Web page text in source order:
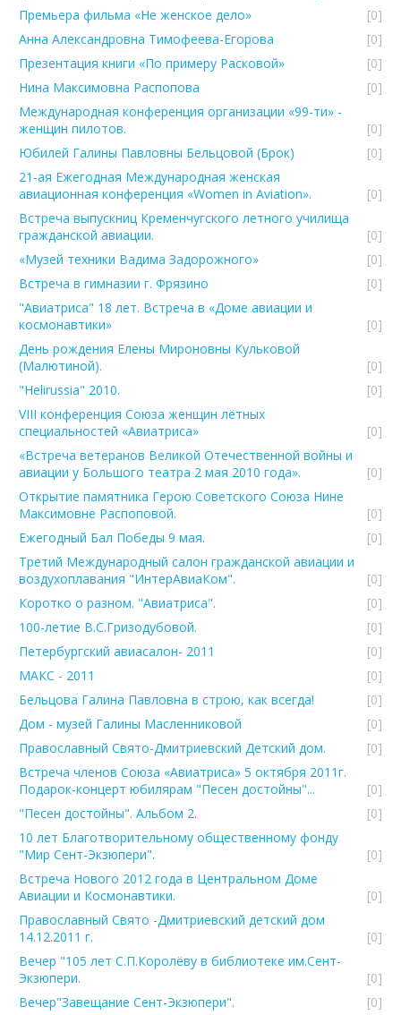
Премьера фильма «Не женское дело»
[0]
Анна Александровна Тимофеева-Егорова
[0]
Презентация книги «По примеру Расковой»
[0]
Нина Максимовна Распопова
[0]
Международная конференция организации «99-ти» -
женщин пилотов.
[0]
Юбилей Галины Павловны Бельцовой (Брок)
[0]
21-ая Ежегодная Международная женская
авиационная конференция «Women in Aviation».
[0]
Встреча выпускниц Кременчугского летного училища
гражданской авиации.
[0]
«Музей техники Вадима Задорожного»
[0]
Встреча в гимназии г. Фрязино
[0]
"Авиатриса" 18 лет. Встреча в «Доме авиации и
космонавтики»
[0]
День рождения Елены Мироновны Кульковой
(Малютиной).
[0]
"Helirussia" 2010.
[0]
VIII конференция Союза женщин лётных
специальностей «Авиатриса»
[0]
«Встреча ветеранов Великой Отечественной войны и
авиации у Большого театра 2 мая 2010 года».
[0]
Открытие памятника Герою Советского Союза Нине
Максимовне Распоповой.
[0]
Ежегодный Бал Победы 9 мая.
[0]
Третий Международный салон гражданской авиации и
воздухоплавания "ИнтерАвиаКом".
[0]
Коротко о разном. "Авиатриса".
[0]
100-летие В.С.Гризодубовой.
[0]
Петербургский авиасалон- 2011
[0]
МАКС - 2011
[0]
Бельцова Галина Павловна в строю, как всегда!
[0]
Дом - музей Галины Масленниковой
[0]
Православный Свято-Дмитриевский Детский дом.
[0]
Встреча членов Союза «Авиатриса» 5 октября 2011г.
Подарок-концерт юбилярам "Песен достойны"...
[0]
"Песен достойны". Альбом 2.
[0]
10 лет Благотворительному общественному фонду
"Мир Сент-Экзюпери".
[0]
Встреча Нового 2012 года в Центральном Доме
Авиации и Космонавтики.
[0]
Православный Свято -Дмитриевский детский дом
14.12.2011 г.
[0]
Вечер "105 лет С.П.Королёву в библиотеке им.Сент-
Экзюпери.
[0]
Вечер"Завещание Сент-Экзюпери".
[0]